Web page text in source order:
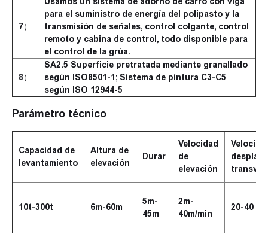
7）
para el suministro de energía del polipasto y la
transmisión de señales, control colgante, control
remoto y cabina de control, todo disponible para
el control de la grúa.
8）
SA2.5 Superficie pretratada mediante granallado
según ISO8501-1; Sistema de pintura C3-C5
según ISO 12944-5
Parámetro técnico
Capacidad de
levantamiento
Altura de
elevación
Durar
Velocidad
de
elevación
10t-300t 6m-60m
5m-
45m
2m-
40m/min
20-40 m/